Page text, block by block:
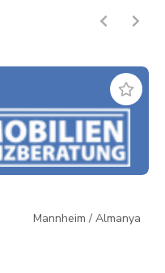
Mannheim / Almanya